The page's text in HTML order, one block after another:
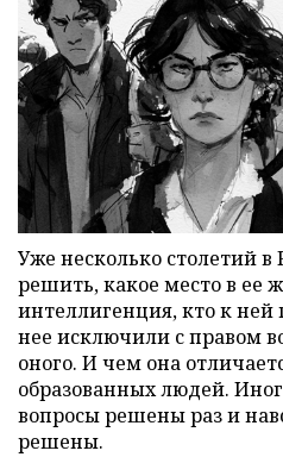
Уже несколько столетий в
решить, какое место в ее
интеллигенция, кто к ней
нее исключили с правом
оного. И чем она
образованных людей.
вопросы решены раз и
решены.